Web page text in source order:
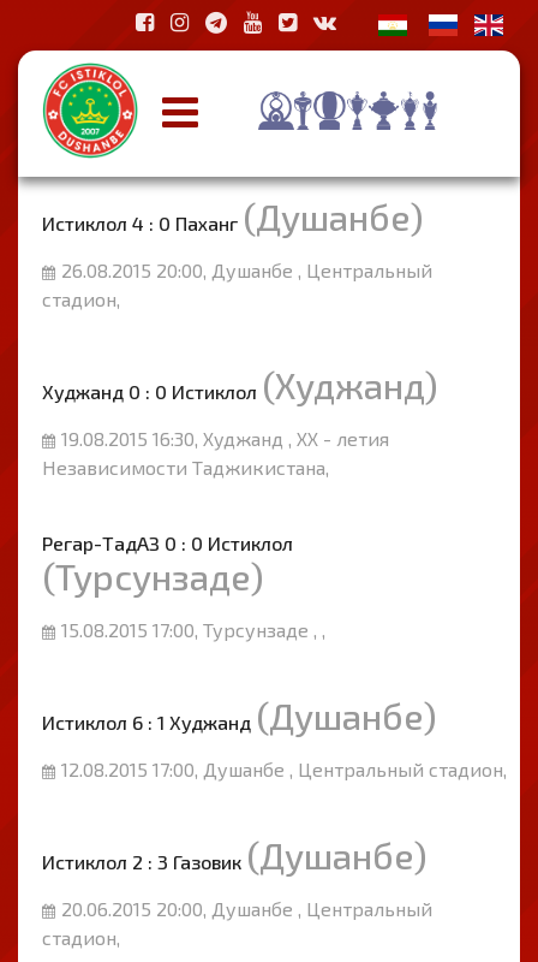
Истиклол 4 : 0 Паханг (Душанбе)
26.08.2015 20:00, Душанбе , Центральный
стадион,
Худжанд 0 : 0 Истиклол (Худжанд)
19.08.2015 16:30, Худжанд , ХХ - летия
Независимости Таджикистана,
Регар-ТадАЗ 0 : 0 Истиклол
(Турсунзаде)
15.08.2015 17:00, Турсунзаде , ,
Истиклол 6 : 1 Худжанд (Душанбе)
12.08.2015 17:00, Душанбе , Центральный стадион,
Истиклол 2 : 3 Газовик (Душанбе)
20.06.2015 20:00, Душанбе , Центральный
стадион,